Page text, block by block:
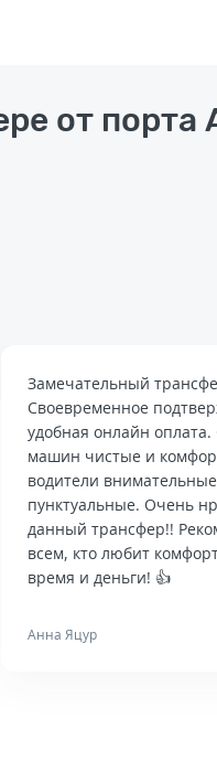
от
Замечательный
Своевременное
удобная онлайн
машин чистые и
водители
пунктуальные. Очень
данный трансфер!!
всем, кто любит
время и деньги! 👍
Анна Яцур